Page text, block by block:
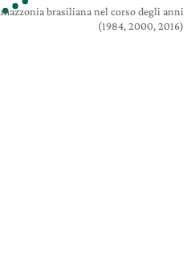
brasiliana nel corso degli anni
(1984, 2000, 2016)